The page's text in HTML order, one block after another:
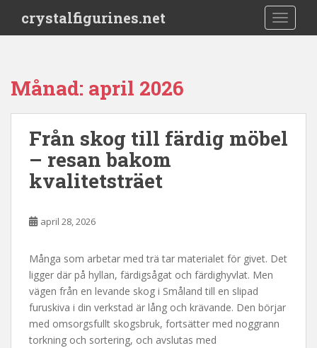
i
crystalfigurines.net
Månad: april 2026
Från skog till färdig möbel
– resan bakom
kvalitetsträet
april 28, 2026
Många som arbetar med trä tar materialet för givet. Det
ligger där på hyllan, färdigsågat och färdighyvlat. Men
vägen från en levande skog i Småland till en slipad
furuskiva i din verkstad är lång och krävande. Den börjar
med omsorgsfullt skogsbruk, fortsätter med noggrann
torkning och sortering, och avslutas med